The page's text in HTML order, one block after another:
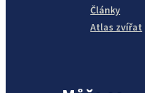
Články
Atlas zvířat